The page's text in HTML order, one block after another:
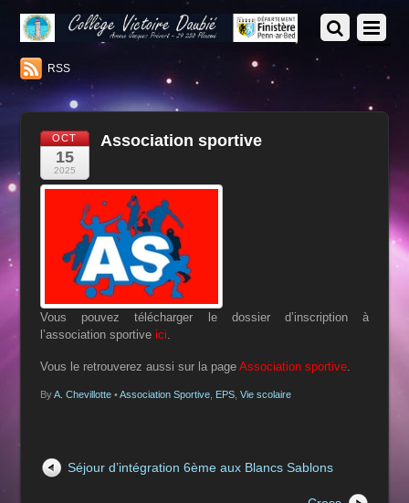
RSS
OCT
15
2025
Association sportive
Vous pouvez télécharger le dossier d’inscription à
l’association sportive ici.
Vous le retrouverez aussi sur la page Association sportive.
ByA. Chevillotte• Association Sportive, EPS, Vie scolaire
Séjour d’intégration 6ème aux Blancs Sablons